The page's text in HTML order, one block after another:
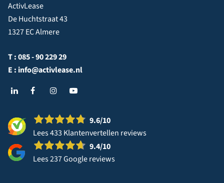
ActivLease
De Huchtstraat 43
1327 EC Almere
T :085 - 90 229 29
E : info@activlease.nl
9.6/10
Lees 433 Klantenvertellen reviews
9.4/10
Lees 237 Google reviews